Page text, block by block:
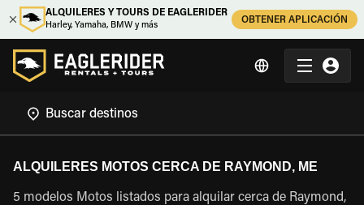
ALQUILERES Y TOURS DE EAGLERIDER
Harley, Yamaha, BMW y más
OBTENER APLICACIÓN
ALQUILERES MOTOS CERCA DE RAYMOND, ME
5 modelos Motos listados para alquilar cerca de Raymond,